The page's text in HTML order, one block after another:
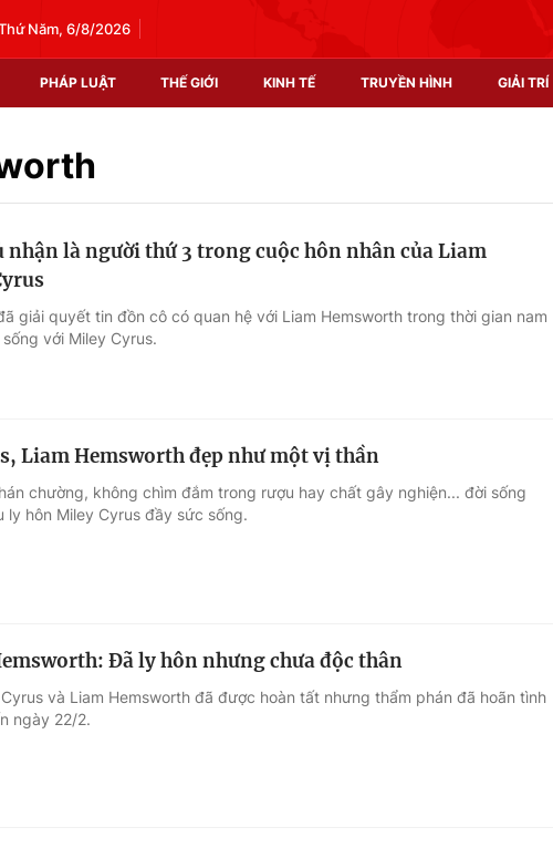
Năm, 6/8/2026
PHÁP LUẬT THẾ GIỚI KINH TẾ TRUYỀN HÌNH GIẢI TRÍ
Xã hội
Thị trường
Góc doanh nghiệp
Hậu trường
Giải sao mai
Du lịch
Làm đẹp
Chất lượng cuộc sống
Tuyển sinh
Học trực tuyến
nhận là người thứ 3 trong cuộc hôn nhân của Liam
giải quyết tin đồn cô có quan hệ với Liam Hemsworth trong thời gian nam
với Miley Cyrus.
Liam Hemsworth đẹp như một vị thần
chường, không chìm đắm trong rượu hay chất gây nghiện... đời sống
ly hôn Miley Cyrus đầy sức sống.
Đã ly hôn nhưng chưa độc thân
và Liam Hemsworth đã được hoàn tất nhưng thẩm phán đã hoãn tình
ngày 22/2.